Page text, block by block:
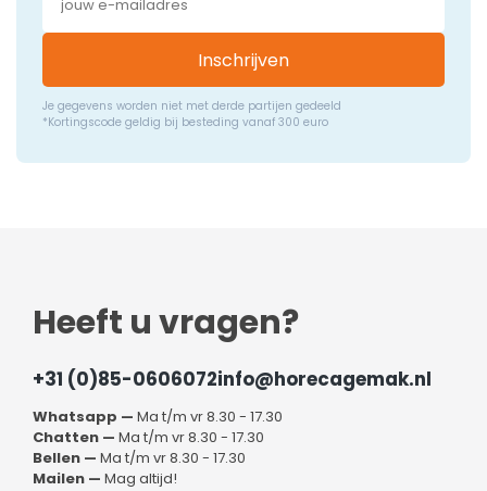
Inschrijven
Je gegevens worden niet met derde partijen gedeeld
*Kortingscode geldig bij besteding vanaf 300 euro
Heeft u vragen?
+31 (0)85-0606072info@horecagemak.nl
Whatsapp — Ma t/m vr 8.30 - 17.30
Chatten — Ma t/m vr 8.30 - 17.30
Bellen — Ma t/m vr 8.30 - 17.30
Mailen — Mag altijd!